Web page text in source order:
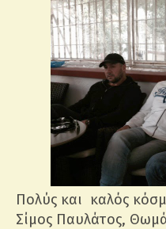
Πολύς και καλός
Σίμος Παυλάτος,